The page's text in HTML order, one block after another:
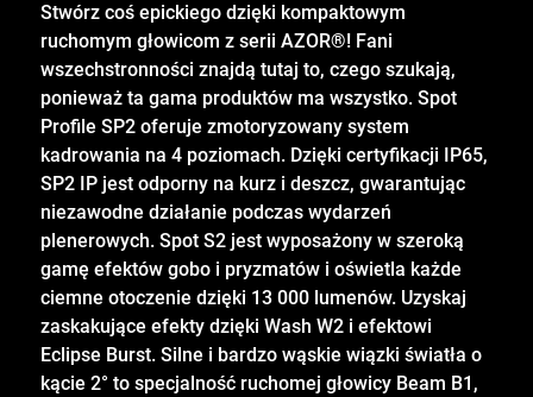
Stwórz coś epickiego dzięki kompaktowym
ruchomym głowicom z serii AZOR®! Fani
wszechstronności znajdą tutaj to, czego szukają,
ponieważ ta gama produktów ma wszystko. Spot
Profile SP2 oferuje zmotoryzowany system
kadrowania na 4 poziomach. Dzięki certyfikacji IP65,
SP2 IP jest odporny na kurz i deszcz, gwarantując
niezawodne działanie podczas wydarzeń
plenerowych. Spot S2 jest wyposażony w szeroką
gamę efektów gobo i pryzmatów i oświetla każde
ciemne otoczenie dzięki 13 000 lumenów. Uzyskaj
zaskakujące efekty dzięki Wash W2 i efektowi
Eclipse Burst. Silne i bardzo wąskie wiązki światła o
kącie 2° to specjalność ruchomej głowicy Beam B1,